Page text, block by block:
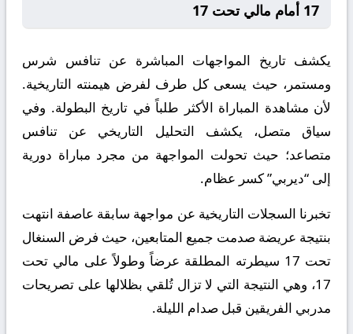
17 أمام مالي تحت 17
يكشف تاريخ المواجهات المباشرة عن تنافس شرس
ومستمر، حيث يسعى كل طرف لفرض هيمنته التاريخية.
لأن مشاهدة المباراة الأكثر طلباً في تاريخ البطولة. وفي
سياق متصل، يكشف التحليل التاريخي عن تنافس
متصاعد؛ حيث تحولت المواجهة من مجرد مباراة دورية
إلى “ديربي” كسر عظام.
تخبرنا السجلات التاريخية عن مواجهة سابقة عاصفة انتهت
بنتيجة عريضة صدمت جميع المتابعين، حيث فرض السنغال
تحت 17 سيطرته المطلقة عرضاً وطولاً على مالي تحت
17، وهي النتيجة التي لا تزال تُلقي بظلالها على تصريحات
مدربي الفريقين قبل صدام الليلة.